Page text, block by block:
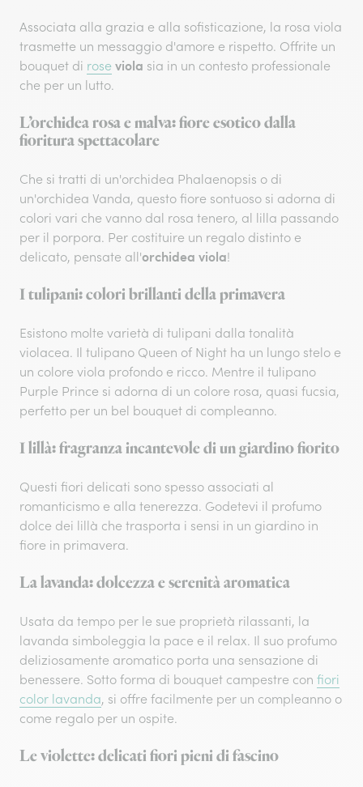
Associata alla grazia e alla sofisticazione, la rosa viola
trasmette un messaggio d'amore e rispetto. Offrite un
bouquet di rose viola sia in un contesto professionale
che per un lutto.
L’orchidea rosa e malva: fiore esotico dalla
fioritura spettacolare
Che si tratti di un'orchidea Phalaenopsis o di
un'orchidea Vanda, questo fiore sontuoso si adorna di
colori vari che vanno dal rosa tenero, al lilla passando
per il porpora. Per costituire un regalo distinto e
delicato, pensate all'orchidea viola!
I tulipani: colori brillanti della primavera
Esistono molte varietà di tulipani dalla tonalità
violacea. Il tulipano Queen of Night ha un lungo stelo e
un colore viola profondo e ricco. Mentre il tulipano
Purple Prince si adorna di un colore rosa, quasi fucsia,
perfetto per un bel bouquet di compleanno.
I lillà: fragranza incantevole di un giardino fiorito
Questi fiori delicati sono spesso associati al
romanticismo e alla tenerezza. Godetevi il profumo
dolce dei lillà che trasporta i sensi in un giardino in
fiore in primavera.
La lavanda: dolcezza e serenità aromatica
Usata da tempo per le sue proprietà rilassanti, la
lavanda simboleggia la pace e il relax. Il suo profumo
deliziosamente aromatico porta una sensazione di
benessere. Sotto forma di bouquet campestre con fiori
color lavanda, si offre facilmente per un compleanno o
come regalo per un ospite.
Le violette: delicati fiori pieni di fascino